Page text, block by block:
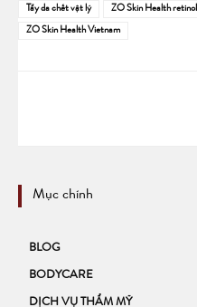
Tẩy da chết vật lý ZO Skin Health retinol
ZO Skin Health Vietnam
Mục chính
BLOG
BODYCARE
DỊCH VỤ THẨM MỸ